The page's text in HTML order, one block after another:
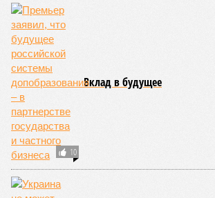
10
Вклад в будущее